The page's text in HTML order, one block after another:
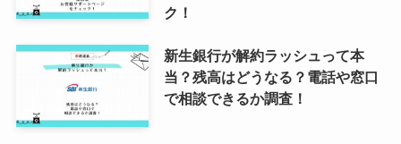
ク！
新生銀行が解約ラッシュって本
当？残高はどうなる？電話や窓口
で相談できるか調査！